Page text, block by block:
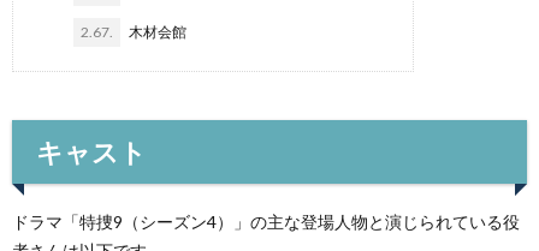
2.67. 木材会館
キャスト
ドラマ「特捜9（シーズン4）」の主な登場人物と演じられている役